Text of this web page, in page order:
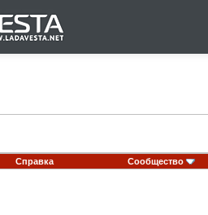
Справка Сообщество